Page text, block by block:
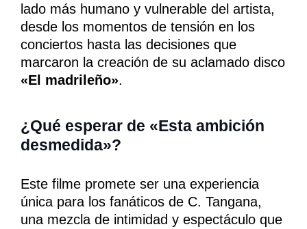
lado más humano y vulnerable del artista,
desde los momentos de tensión en los
conciertos hasta las decisiones que
marcaron la creación de su aclamado disco
«El madrileño».
¿Qué esperar de «Esta ambición
desmedida»?
Este filme promete ser una experiencia
única para los fanáticos de C. Tangana,
una mezcla de intimidad y espectáculo que